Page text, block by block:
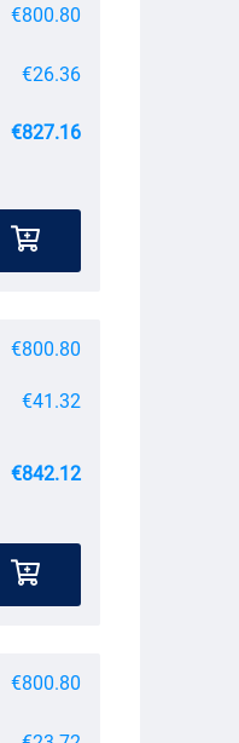
€800.80
€26.36
€827.16
€800.80
€41.32
€842.12
€800.80